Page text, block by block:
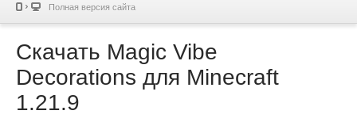
Полная версия сайта
Скачать Magic Vibe
Decorations для Minecraft
1.21.9